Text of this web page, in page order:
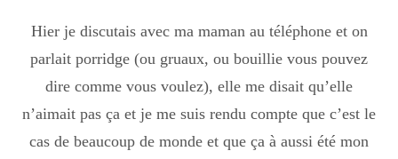
Hier je discutais avec ma maman au téléphone et on
parlait porridge (ou gruaux, ou bouillie vous pouvez
dire comme vous voulez), elle me disait qu’elle
n’aimait pas ça et je me suis rendu compte que c’est le
cas de beaucoup de monde et que ça à aussi été mon